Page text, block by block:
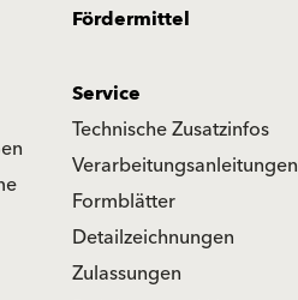
Fördermittel
Service
Technische Zusatzinfos
Verarbeitungsanleitungen
Formblätter
Detailzeichnungen
Zulassungen